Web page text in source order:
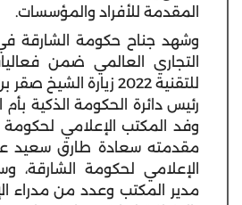
المقدمة للأفراد والمؤسسات.
وشهد جناح حكومة الشارقة في
التجاري العالمي ضمن
للتقنية 2022 زيارة
رئيس دائرة الحكومة الذكية بأم
وفد المكتب الإعلامي
مقدمته سعادة طارق سعيد
الإعلامي لحكومة الشارقة،
مدير المكتب وعدد من مدراء